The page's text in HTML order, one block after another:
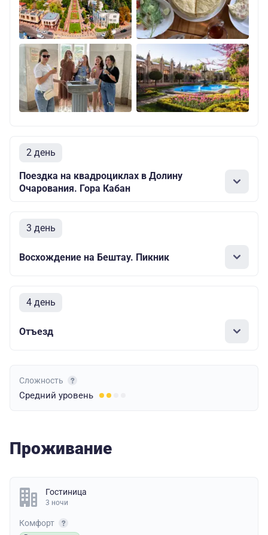
2 день
Поездка на квадроциклах в Долину
Очарования. Гора Кабан
3 день
Восхождение на Бештау. Пикник
4 день
Отъезд
Сложность
Средний уровень
Проживание
Гостиница
3 ночи
Комфорт